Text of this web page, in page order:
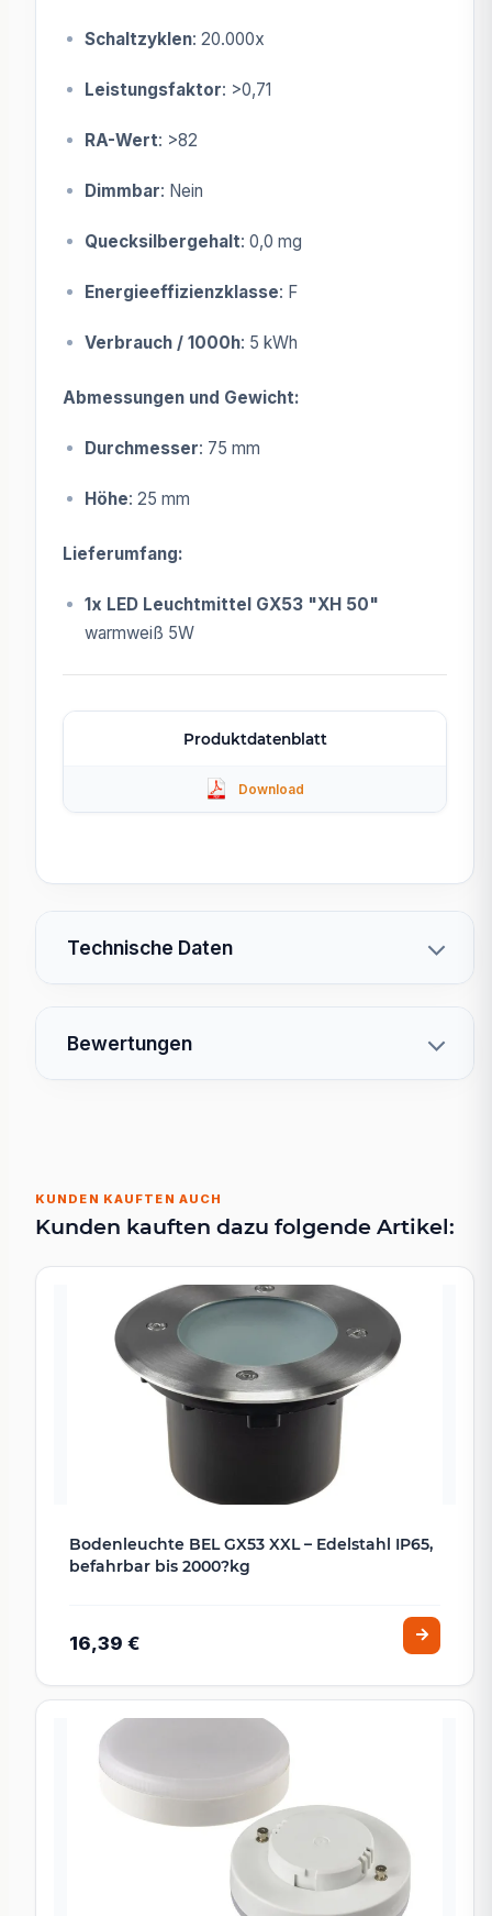
Schaltzyklen: 20.000x
Leistungsfaktor: >0,71
RA-Wert: >82
Dimmbar: Nein
Quecksilbergehalt: 0,0 mg
Energieeffizienzklasse: F
Verbrauch / 1000h: 5 kWh
Abmessungen und Gewicht:
Durchmesser: 75 mm
Höhe: 25 mm
Lieferumfang:
1x LED Leuchtmittel GX53 "XH 50"
warmweiß 5W
Produktdatenblatt
Technische Daten
Bewertungen
KUNDEN KAUFTEN AUCH
Kunden kauften dazu folgende Artikel:
Bodenleuchte BEL GX53 XXL – Edelstahl IP65,
befahrbar bis 2000?kg
16,39 €